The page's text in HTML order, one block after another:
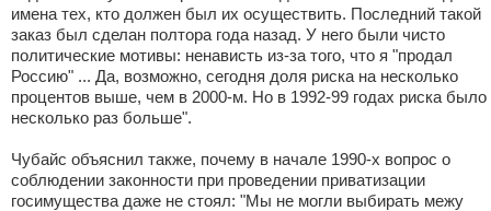
имена тех, кто должен был их осуществить. Последний такой
заказ был сделан полтора года назад. У него были чисто
политические мотивы: ненависть из-за того, что я "продал
Россию" ... Да, возможно, сегодня доля риска на несколько
процентов выше, чем в 2000-м. Но в 1992-99 годах риска было
несколько раз больше".
Чубайс объяснил также, почему в начале 1990-х вопрос о
соблюдении законности при проведении приватизации
госимущества даже не стоял: "Мы не могли выбирать межу